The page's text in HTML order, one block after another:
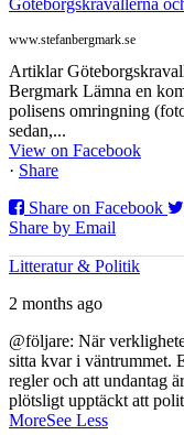
Göteborgskravallerna
www.stefanbergmark.se
Artiklar
Bergmark Lämna en
polisens omringning
sedan,...
View on Facebook
· Share
Share on Facebook
Share by Email
Litteratur & Politik
2 months ago
@följare: När
sitta kvar i väntrummet.
regler och att undantag
plötsligt upptäckt att
MoreSee Less